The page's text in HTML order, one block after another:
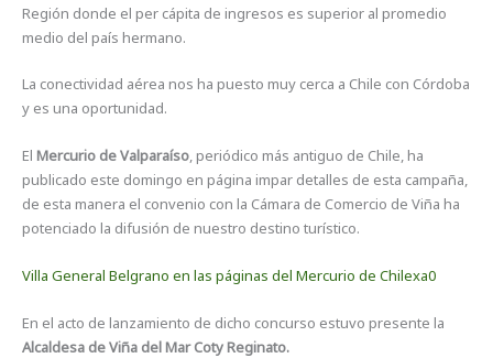
Región donde el per cápita de ingresos es superior al promedio
medio del país hermano.
La conectividad aérea nos ha puesto muy cerca a Chile con Córdoba
y es una oportunidad.
ElMercurio de Valparaíso, periódico más antiguo de Chile, ha
publicado este domingo en página impar detalles de esta campaña,
de esta manera el convenio con la Cámara de Comercio de Viña ha
potenciado la difusión de nuestro destino turístico.
Villa General Belgrano en las páginas del Mercurio de Chilexa0
En el acto de lanzamiento de dicho concurso estuvo presente la
Alcaldesa de Viña del Mar Coty Reginato.